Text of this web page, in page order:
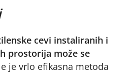
cevi instaliranih i
prostorija može se
je vrlo efikasna metoda